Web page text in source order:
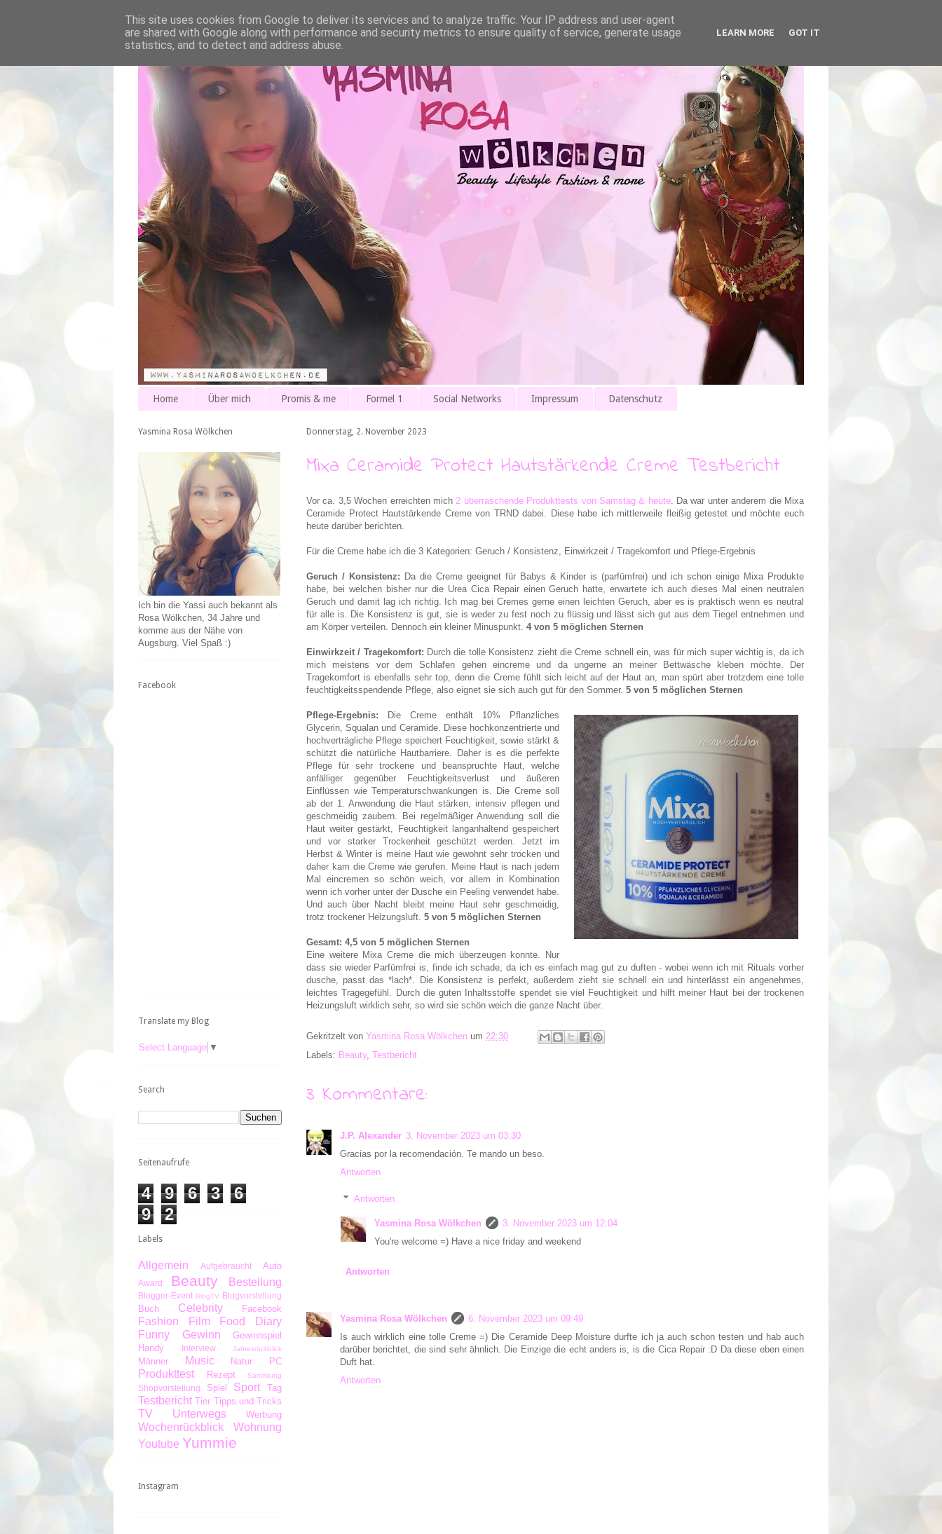
Home Über mich Promis & me Formel 1 Social Networks Impressum Datenschutz
Donnerstag, 2. November 2023
Mixa Ceramide Protect Hautstärkende Creme Testbericht
Vor ca. 3,5 Wochen erreichten mich 2 überraschende Produkttests von Samstag & heute. Da war unter anderem die Mixa
Ceramide Protect Hautstärkende Creme von TRND dabei. Diese habe ich mittlerweile fleißig getestet und möchte euch
heute darüber berichten.
Für die Creme habe ich die 3 Kategorien: Geruch / Konsistenz, Einwirkzeit / Tragekomfort und Pflege-Ergebnis
Geruch / Konsistenz: Da die Creme geeignet für Babys & Kinder is (parfümfrei) und ich schon einige Mixa Produkte
habe, bei welchen bisher nur die Urea Cica Repair einen Geruch hatte, erwartete ich auch dieses Mal einen neutralen
Geruch und damit lag ich richtig. Ich mag bei Cremes gerne einen leichten Geruch, aber es is praktisch wenn es neutral
für alle is. Die Konsistenz is gut, sie is weder zu fest noch zu flüssig und lässt sich gut aus dem Tiegel entnehmen und
am Körper verteilen. Dennoch ein kleiner Minuspunkt. 4 von 5 möglichen Sternen
Einwirkzeit / Tragekomfort: Durch die tolle Konsistenz zieht die Creme schnell ein, was für mich super wichtig is, da ich
mich meistens vor dem Schlafen gehen eincreme und da ungerne an meiner Bettwäsche kleben möchte. Der
Tragekomfort is ebenfalls sehr top, denn die Creme fühlt sich leicht auf der Haut an, man spürt aber trotzdem eine tolle
feuchtigkeitsspendende Pflege, also eignet sie sich auch gut für den Sommer. 5 von 5 möglichen Sternen
Pflege-Ergebnis: Die Creme enthält 10% Pflanzliches
Glycerin, Squalan und Ceramide. Diese hochkonzentrierte und
hochverträgliche Pflege speichert Feuchtigkeit, sowie stärkt &
schützt die natürliche Hautbarriere. Daher is es die perfekte
Pflege für sehr trockene und beanspruchte Haut, welche
anfälliger gegenüber Feuchtigkeitsverlust und äußeren
Einflüssen wie Temperaturschwankungen is. Die Creme soll
ab der 1. Anwendung die Haut stärken, intensiv pflegen und
geschmeidig zaubern. Bei regelmäßiger Anwendung soll die
Haut weiter gestärkt, Feuchtigkeit langanhaltend gespeichert
und vor starker Trockenheit geschützt werden. Jetzt im
Herbst & Winter is meine Haut wie gewohnt sehr trocken und
daher kam die Creme wie gerufen. Meine Haut is nach jedem
Mal eincremen so schön weich, vor allem in Kombination
wenn ich vorher unter der Dusche ein Peeling verwendet habe.
Und auch über Nacht bleibt meine Haut sehr geschmeidig,
trotz trockener Heizungsluft. 5 von 5 möglichen Sternen
Gesamt: 4,5 von 5 möglichen Sternen
Eine weitere Mixa Creme die mich überzeugen konnte. Nur
dass sie wieder Parfümfrei is, finde ich schade, da ich es einfach mag gut zu duften - wobei wenn ich mit Rituals vorher
dusche, passt das *lach*. Die Konsistenz is perfekt, außerdem zieht sie schnell ein und hinterlässt ein angenehmes,
leichtes Tragegefühl. Durch die guten Inhaltsstoffe spendet sie viel Feuchtigkeit und hilft meiner Haut bei der trockenen
Heizungsluft wirklich sehr, so wird sie schön weich die ganze Nacht über.
Gekritzelt von Yasmina Rosa Wölkchen um 22:30
Labels: Beauty, Testbericht
3 Kommentare:
J.P. Alexander 3. November 2023 um 03:30
Gracias por la recomendación. Te mando un beso.
Antworten
Antworten
Yasmina Rosa Wölkchen
3. November 2023 um 12:04
You're welcome =) Have a nice friday and weekend
Antworten
Yasmina Rosa Wölkchen
6. November 2023 um 09:49
Is auch wirklich eine tolle Creme =) Die Ceramide Deep Moisture durfte ich ja auch schon testen und hab auch
darüber berichtet, die sind sehr ähnlich. Die Einzige die echt anders is, is die Cica Repair :D Da diese eben einen
Duft hat.
Antworten
Yasmina Rosa Wölkchen
Ich bin die Yassi auch bekannt als
Rosa Wölkchen, 34 Jahre und
komme aus der Nähe von
Augsburg. Viel Spaß :)
Facebook
Translate my Blog
Select Language ▼
Search
Seitenaufrufe
4 9 6 3
6
9
2
Labels
Allgemein Aufgebraucht Auto
Award Beauty Bestellung
Blogger-Event BlogTV Blogvorstellung
Buch Celebrity Facebook
Fashion Film
Food Diary
Funny
Gewinn
Gewinnspiel
Handy
Interview Jahresrückblick
Männer Music Natur PC
Produkttest Rezept Sammlung
Shopvorstellung Spiel Sport Tag
Testbericht Tier Tipps und Tricks
TV Unterwegs Werbung
Wochenrückblick
Wohnung
Youtube Yummie
Instagram
This site uses cookies from Google to deliver its services and to analyze traffic. Your IP address and user-agent
are shared with Google along with performance and security metrics to ensure quality of service, generate usage
statistics, and to detect and address abuse.
LEARN MORE GOT IT